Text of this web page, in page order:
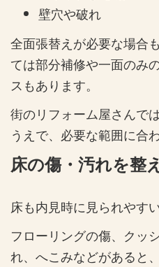
壁穴や破れ
全面張替えが必要な場合
ては部分補修や一面のみ
スもあります。
街のリフォーム屋さんで
うえで、必要な範囲に合
床の傷・汚れを整
床も内見時に見られやす
フローリングの傷、クッ
れ、へこみなどがあると